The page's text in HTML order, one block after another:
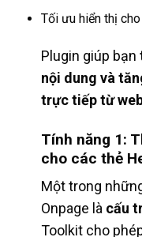
Tối ưu hiển thị
Plugin giúp bạn
nội dung và
trực tiếp từ
Tính năng 1:
cho các thẻ
Một trong
Onpage là cấu
Toolkit cho